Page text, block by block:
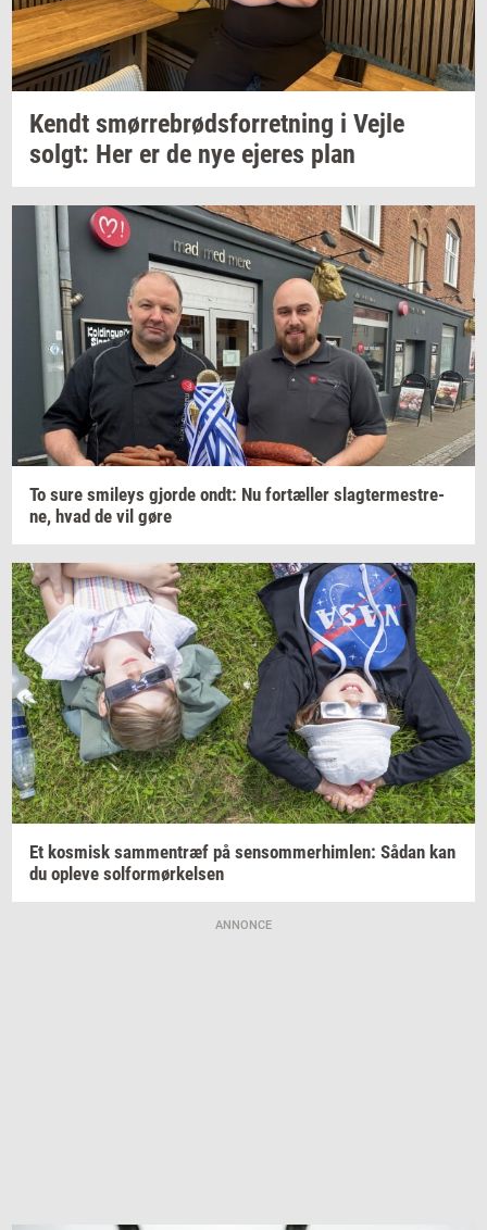
Kendt smør­re­brød­s­for­ret­ning i Vejle
solgt: Her er de nye eje­res plan
To sure smileys gjor­de ondt: Nu for­tæl­ler slag­ter­me­stre­
ne, hvad de vil gøre
Et kos­misk sam­men­træf på sen­som­mer­him­len: Sådan kan
du op­le­ve sol­for­mør­kel­sen
ANNONCE